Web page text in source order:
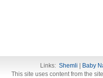
Links: Shemli Baby
This site uses content from the